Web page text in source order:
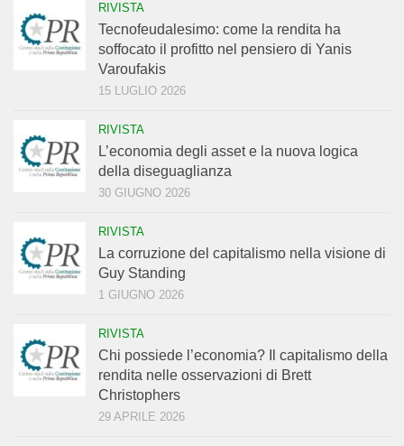
RIVISTA
Tecnofeudalesimo: come la rendita ha
soffocato il profitto nel pensiero di Yanis
Varoufakis
15 LUGLIO 2026
RIVISTA
L’economia degli asset e la nuova logica
della diseguaglianza
30 GIUGNO 2026
RIVISTA
La corruzione del capitalismo nella visione di
Guy Standing
1 GIUGNO 2026
RIVISTA
Chi possiede l’economia? Il capitalismo della
rendita nelle osservazioni di Brett
Christophers
29 APRILE 2026